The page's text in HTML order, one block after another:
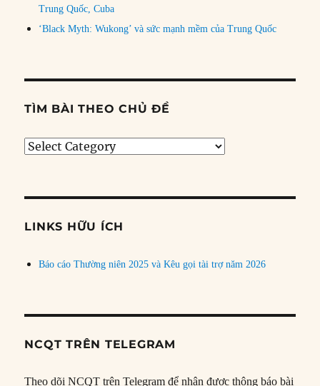
Trung Quốc, Cuba
‘Black Myth: Wukong’ và sức mạnh mềm của Trung Quốc
TÌM BÀI THEO CHỦ ĐỀ
Tìm
đề
LINKS HỮU ÍCH
Báo cáo Thường niên 2025 và Kêu gọi tài trợ năm 2026
NCQT TRÊN TELEGRAM
Theo dõi NCQT trên Telegram để nhận được thông báo bài